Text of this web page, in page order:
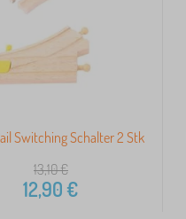
Switching Schalter 2 Stk
13,10€
12,90€